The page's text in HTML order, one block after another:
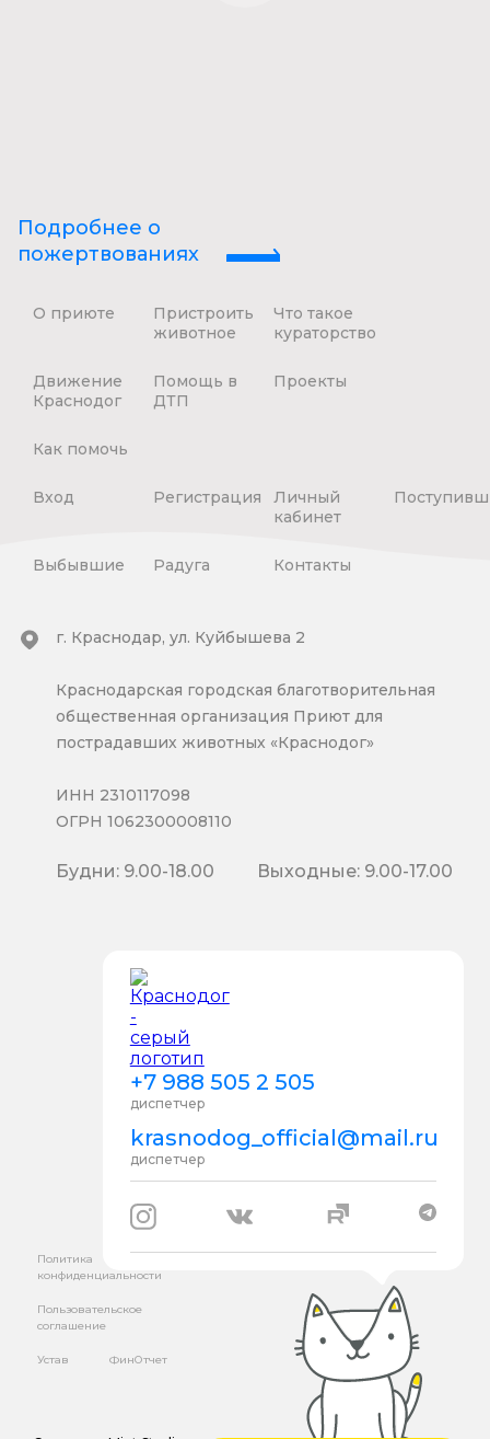
Подробнее о
пожертвованиях
О приюте
Пристроить
животное
Что такое
кураторство
Движение
Краснодог
Помощь в
ДТП
Проекты
Как помочь
Вход Регистрация
Личный
кабинет
Выбывшие Радуга Контакты
+7 988 505 2 505
диспетчер
krasnodog_official@mail.ru
диспетчер
г. Краснодар, ул. Куйбышева 2
Краснодарская городская благотворительная
общественная организация Приют для
пострадавших животных «Краснодог»
ИНН 2310117098
ОГРН 1062300008110
Будни: 9.00-18.00 Выходные: 9.00-17.00
Политика
конфиденциальности
Пользовательское
соглашение
Устав ФинОтчет